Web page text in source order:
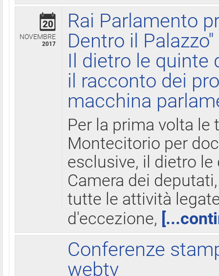
20
NOVEMBRE
2017
Rai Parlamento
Dentro il Palazzo"
Il dietro le quinte
il racconto dei
macchina
Per la prima volta le
Montecitorio per
esclusive, il dietro
Camera dei
tutte le attività
d'eccezione,
Conferenze
webtv